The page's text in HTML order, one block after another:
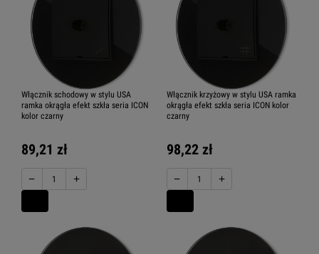
Włącznik schodowy w stylu USA
ramka okrągła efekt szkła seria ICON
kolor czarny
89,21 zł
− +
Włącznik krzyżowy w stylu USA ramka
okrągła efekt szkła seria ICON kolor
czarny
98,22 zł
− +